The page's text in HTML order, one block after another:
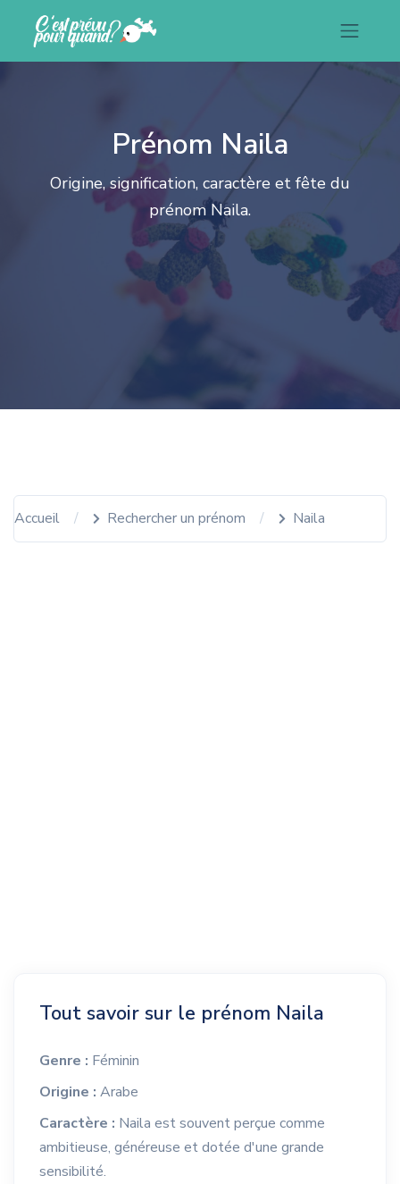
Prénom Naila
Origine, signification, caractère et fête du
prénom Naila.
Accueil Rechercher un prénom Naila
Tout savoir sur le prénom Naila
Genre : Féminin
Origine : Arabe
Caractère : Naila est souvent perçue comme
ambitieuse, généreuse et dotée d'une grande
sensibilité.